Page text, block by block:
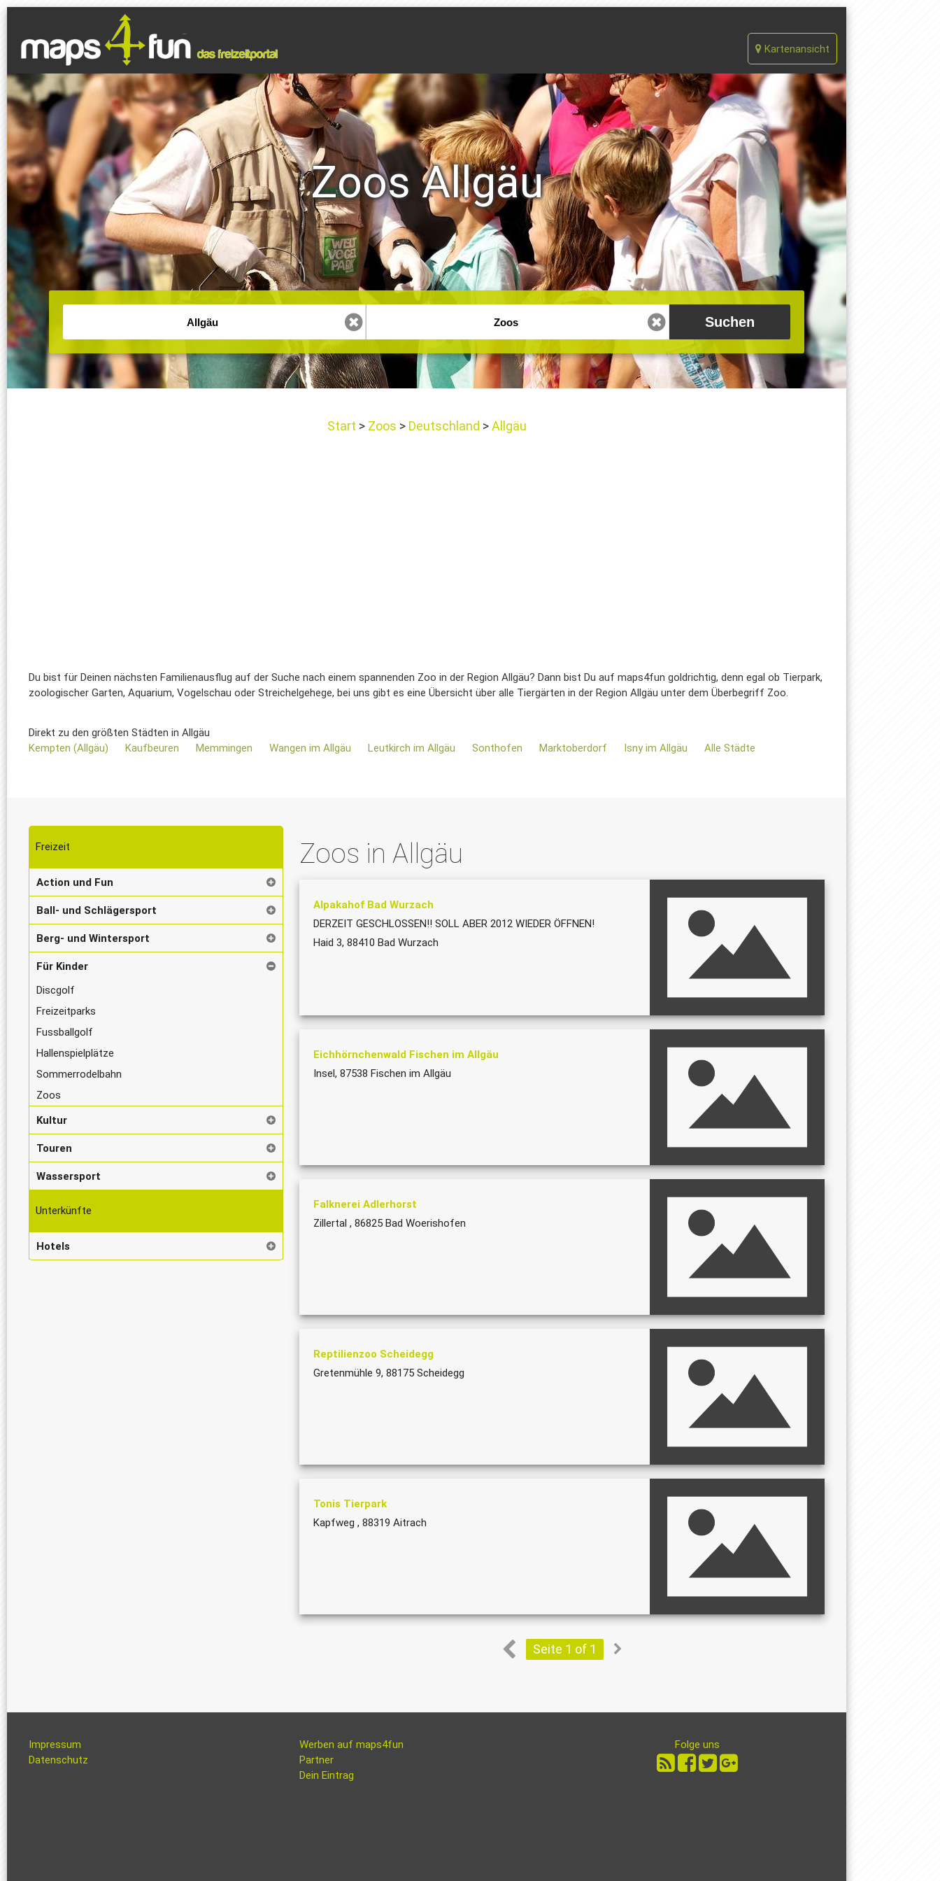
Kartenansicht
Zoos Allgäu
Start Zoos Deutschland Allgäu
Du bist für Deinen nächsten Familienausflug auf der Suche nach einem spannenden Zoo in der Region Allgäu? Dann bist Du auf maps4fun goldrichtig, denn egal ob Tierpark,
zoologischer Garten, Aquarium, Vogelschau oder Streichelgehege, bei uns gibt es eine Übersicht über alle Tiergärten in der Region Allgäu unter dem Überbegriff Zoo.
Direkt zu den größten Städten in Allgäu
Kempten (Allgäu)
Kaufbeuren Memmingen Wangen im Allgäu Leutkirch im Allgäu Sonthofen Marktoberdorf Isny im Allgäu Alle Städte
Freizeit
Action und Fun
Ball- und Schlägersport
Berg- und Wintersport
Für Kinder
Discgolf
Freizeitparks
Fussballgolf
Hallenspielplätze
Sommerrodelbahn
Zoos
Kultur
Touren
Wassersport
Unterkünfte
Hotels
Zoos in Allgäu
Alpakahof Bad Wurzach
DERZEIT GESCHLOSSEN!! SOLL ABER 2012 WIEDER ÖFFNEN!
Haid 3, 88410 Bad Wurzach
Eichhörnchenwald Fischen im Allgäu
Insel, 87538 Fischen im Allgäu
Falknerei Adlerhorst
Zillertal , 86825 Bad Woerishofen
Reptilienzoo Scheidegg
Gretenmühle 9, 88175 Scheidegg
Tonis Tierpark
Kapfweg , 88319 Aitrach
Seite 1 of 1
Impressum
Datenschutz
Werben auf maps4fun
Partner
Dein Eintrag
Folge uns